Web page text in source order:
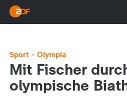
Sport - Olympia
Mit Fischer
olympische